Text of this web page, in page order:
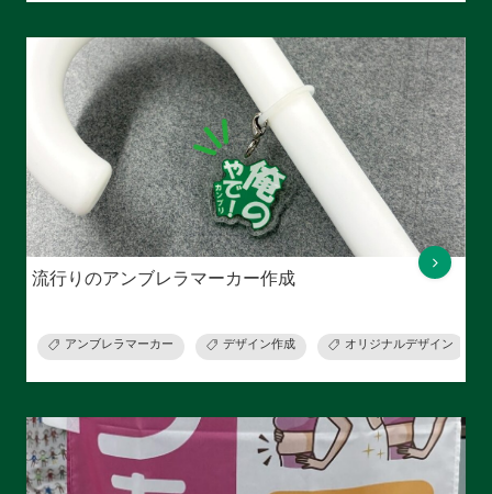
流行りのアンブレラマーカー作成
アンブレラマーカー デザイン作成 オリジナルデザイン